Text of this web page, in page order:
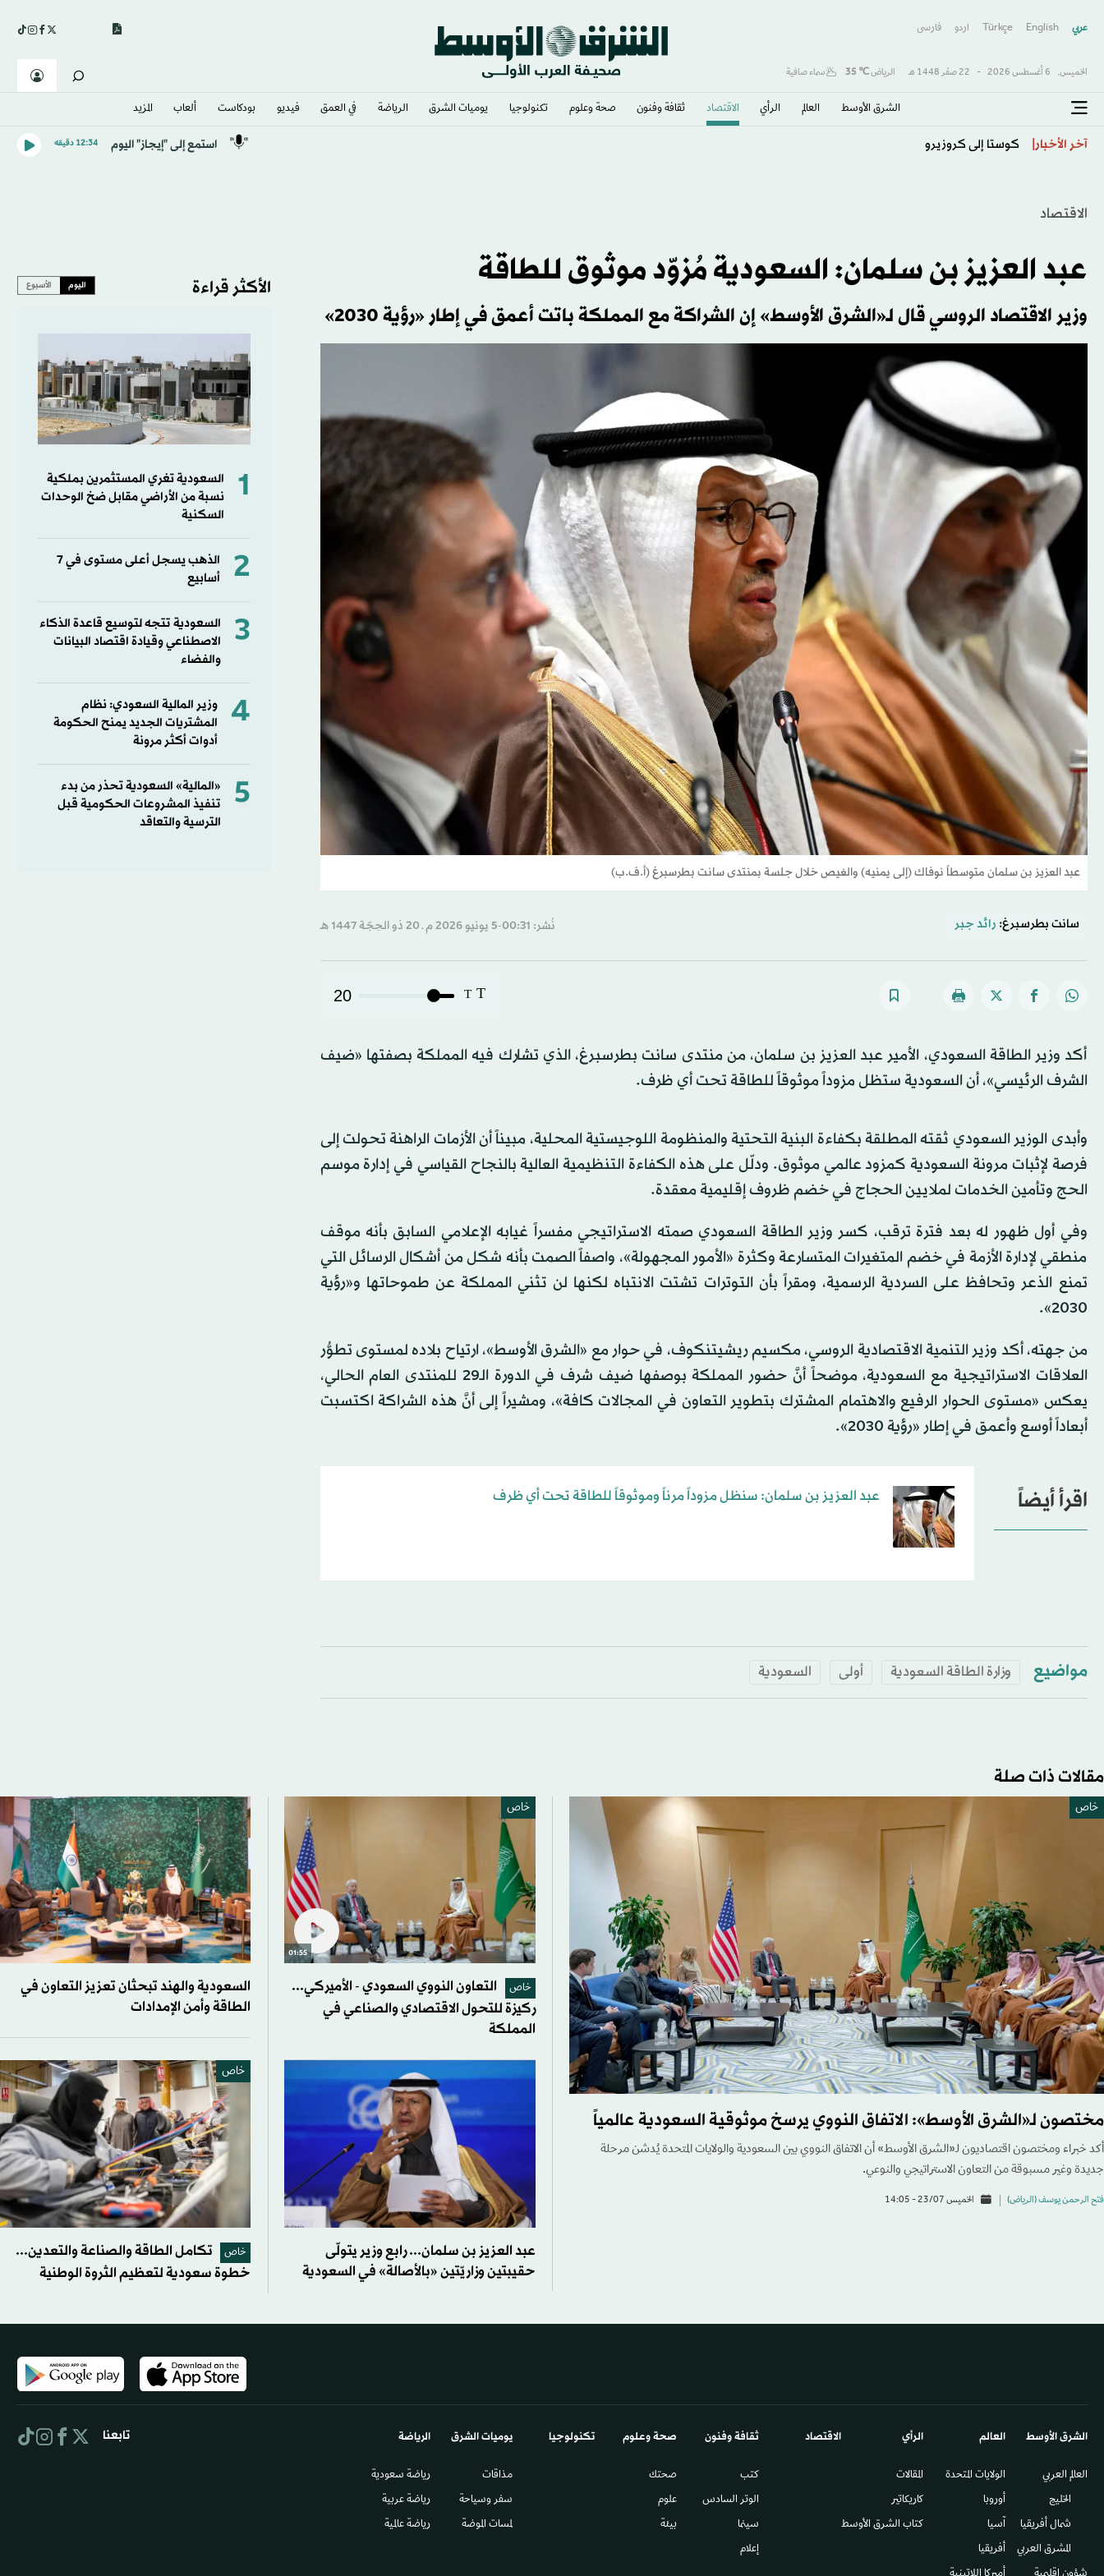
عربي English
Türkçe اردو فارسى
الخميس, 6 أغسطس 2026 - 22 صفَر 1448 هـ الرياض℃
35 سماء صافية
الشرق الأوسط​ العالم الرأي الاقتصاد ثقافة وفنون صحة وعلوم تكنولوجيا يوميات الشرق​ الرياضة في العمق فيديو بودكاست ألعاب المزيد
آخر الأخبار
نيوم يفتح باب التفاوض مع اليوناني ماسوراس
استمع إلى "إيجاز" اليوم 12:34 دقيقه
الاقتصاد
عبد العزيز بن سلمان: السعودية مُزوّد موثوق للطاقة
وزير الاقتصاد الروسي قال لـ«الشرق الأوسط» إن الشراكة مع المملكة باتت أعمق في إطار «رؤية 2030»
عبد العزيز بن سلمان متوسطاً نوفاك (إلى يمنيه) والغيص خلال جلسة بمنتدى سانت بطرسبرغ (أ.ف.ب)
سانت بطرسبرغ: رائد جبر نُشر: 00:31-5 يونيو 2026 م ـ 20 ذو الحِجّة 1447 هـ
T
T
20
أكد وزير الطاقة السعودي، الأمير عبد العزيز بن سلمان، من منتدى سانت بطرسبرغ، الذي تشارك فيه المملكة بصفتها «ضيف
الشرف الرئيسي»، أن السعودية ستظل مزوداً موثوقاً للطاقة تحت أي ظرف.
وأبدى الوزير السعودي ثقته المطلقة بكفاءة البنية التحتية والمنظومة اللوجيستية المحلية، مبيناً أن الأزمات الراهنة تحولت إلى
فرصة لإثبات مرونة السعودية كمزود عالمي موثوق. ودلّل على هذه الكفاءة التنظيمية العالية بالنجاح القياسي في إدارة موسم
الحج وتأمين الخدمات لملايين الحجاج في خضم ظروف إقليمية معقدة.
وفي أول ظهور له بعد فترة ترقب، كسر وزير الطاقة السعودي صمته الاستراتيجي مفسراً غيابه الإعلامي السابق بأنه موقف
منطقي لإدارة الأزمة في خضم المتغيرات المتسارعة وكثرة «الأمور المجهولة»، واصفاً الصمت بأنه شكل من أشكال الرسائل التي
تمنع الذعر وتحافظ على السردية الرسمية، ومقراً بأن التوترات تشتت الانتباه لكنها لن تثني المملكة عن طموحاتها و«رؤية
2030».
من جهته، أكد وزير التنمية الاقتصادية الروسي، مكسيم ريشيتنكوف، في حوار مع «الشرق الأوسط»، ارتياح بلاده لمستوى تطوُّر
العلاقات الاستراتيجية مع السعودية، موضحاً أنَّ حضور المملكة بوصفها ضيف شرف في الدورة الـ29 للمنتدى العام الحالي،
يعكس «مستوى الحوار الرفيع والاهتمام المشترك بتطوير التعاون في المجالات كافة»، ومشيراً إلى أنَّ هذه الشراكة اكتسبت
أبعاداً أوسع وأعمق في إطار «رؤية 2030».
اقرأ أيضاً عبد العزيز بن سلمان: سنظل مزوداً مرناً وموثوقاً للطاقة تحت أي ظرف
مواضيع وزارة الطاقة السعودية أولى السعودية
الأكثر قراءة اليوم الأسبوع
1
السعودية تغري المستثمرين بملكية
نسبة من الأراضي مقابل ضخ الوحدات
السكنية
2
الذهب يسجل أعلى مستوى في 7
أسابيع
3
السعودية تتجه لتوسيع قاعدة الذكاء
الاصطناعي وقيادة اقتصاد البيانات
والفضاء
4
وزير المالية السعودي: نظام
المشتريات الجديد يمنح الحكومة
أدوات أكثر مرونة
5
«المالية» السعودية تحذر من بدء
تنفيذ المشروعات الحكومية قبل
الترسية والتعاقد
مقالات ذات صلة
خاص
مختصون لـ«الشرق الأوسط»: الاتفاق النووي يرسخ موثوقية السعودية عالمياً
أكد خبراء ومختصون اقتصاديون لـ«الشرق الأوسط» أن الاتفاق النووي بين السعودية والولايات المتحدة يُدشن مرحلة
جديدة وغير مسبوقة من التعاون الاستراتيجي والنوعي.
فتح الرحمن يوسف (الرياض) الخميس 23/07 - 14:05
خاص
01:55
خاص
التعاون النووي السعودي - الأميركي...
ركيزة للتحول الاقتصادي والصناعي في
المملكة
السعودية والهند تبحثان تعزيز التعاون في
الطاقة وأمن الإمدادات
عبد العزيز بن سلمان... رابع وزير يتولّى
حقيبتين وزاريّتين «بالأصالة» في السعودية
خاص
خاص
تكامل الطاقة والصناعة والتعدين...
خطوة سعودية لتعظيم الثروة الوطنية
الشرق الأوسط​
العالم العربي
الخليج
شمال أفريقيا
المشرق العربي
العالم
الولايات المتحدة
أوروبا
آسيا
أفريقيا
الرأي
المقالات
كاريكاتير
كتاب الشرق الأوسط
الاقتصاد ثقافة وفنون
كتب
الوتر السادس​
سينما
إعلام
صحة وعلوم
صحتك
علوم
بيئة
تكنولوجيا يوميات الشرق​
مذاقات
سفر وسياحة
لمسات الموضة
الرياضة
رياضة سعودية
رياضة عربية
رياضة عالمية
تابعنا